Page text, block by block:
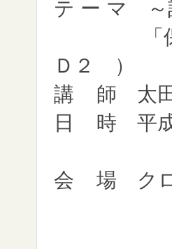
テ ー マ ～
「保育
Ｄ２ ）
講 師 太田
日 時 平成
１６：
会 場 クロ
所在地
JR船